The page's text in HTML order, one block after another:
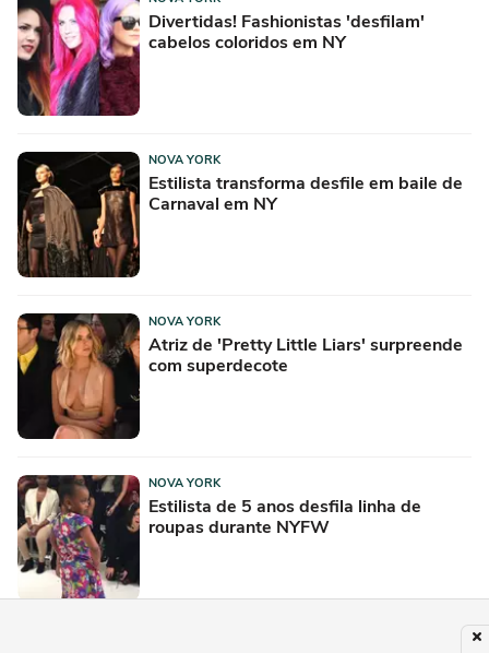
Divertidas! Fashionistas 'desfilam'
cabelos coloridos em NY
NOVA YORK
Estilista transforma desfile em baile de
Carnaval em NY
NOVA YORK
Atriz de 'Pretty Little Liars' surpreende
com superdecote
NOVA YORK
Estilista de 5 anos desfila linha de
roupas durante NYFW